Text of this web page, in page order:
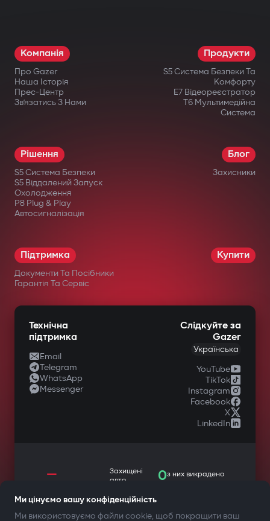
Компанія
Про Gazer
Наша Історія
Прес-Центр
Зв’язатись З Нами
Продукти
S5 Система Безпеки Та
Комфорту
E7 Відеореєстратор
T6 Мультимедійна
Система
Рішення
S5 Система Безпеки
S5 Віддалений Запуск
Охолодження
P8 Plug & Play
Автосигналізація
Блог
Захисники
Підтримка
Документи Та Посібники
Гарантія Та Сервіс
Купити
Технічна
підтримка
Email
Telegram
WhatsApp
Messenger
Слідкуйте за
Gazer
Українська
YouTube
TikTok
Instagram
Facebook
X
LinkedIn
—
Захищені
авто
0з них викрадено
Ми цінуємо вашу конфіденційність
Ми використовуємо файли cookie, щоб покращити ваш